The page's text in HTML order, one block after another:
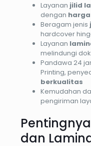
Layanan jilid
dengan
Beragam jenis
hardcover
Layanan
melindungi
Pandawa 24
Printing,
berkualitas
Kemudahan
pengiriman
dan